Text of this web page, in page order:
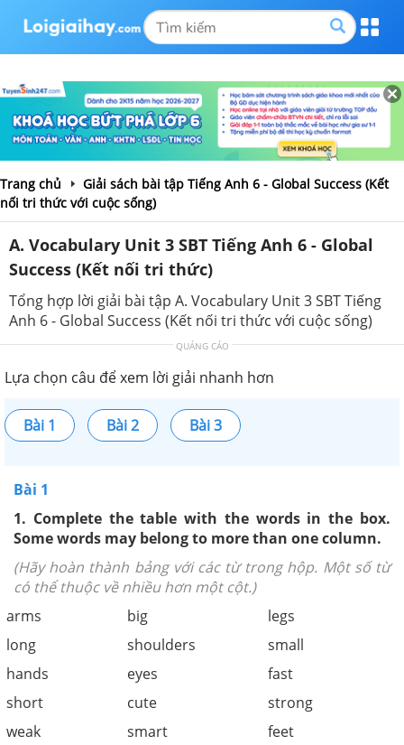
Trang chủ
Giải sách bài tập Tiếng Anh 6 - Global Success (Kết
nối tri thức với cuộc sống)
A. Vocabulary Unit 3 SBT Tiếng Anh 6 - Global
Success (Kết nối tri thức)
Tổng hợp lời giải bài tập A. Vocabulary Unit 3 SBT Tiếng
Anh 6 - Global Success (Kết nối tri thức với cuộc sống)
QUẢNG CÁO
Lựa chọn câu để xem lời giải nhanh hơn
Bài 1 Bài 2 Bài 3
Bài 1
1. Complete the table with the words in the box.
Some words may belong to more than one column.
(Hãy hoàn thành bảng với các từ trong hộp. Một số từ
có thể thuộc về nhiều hơn một cột.)
arms
long
hands
short
weak
big
shoulders
eyes
cute
smart
legs
small
fast
strong
feet